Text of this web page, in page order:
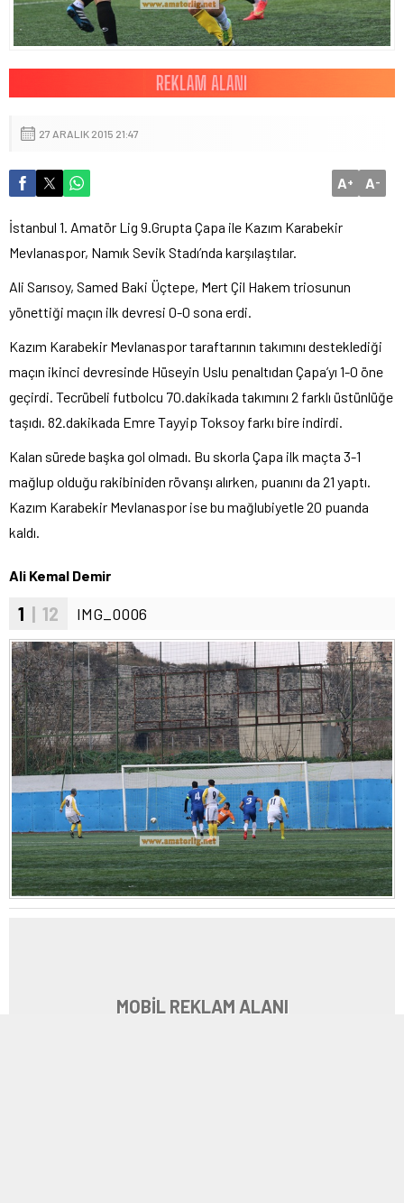
27 ARALIK 2015 21:47
A+ A-
İstanbul 1. Amatör Lig 9.Grupta Çapa ile Kazım Karabekir
Mevlanaspor, Namık Sevik Stadı’nda karşılaştılar.
Ali Sarısoy, Samed Baki Üçtepe, Mert Çil Hakem triosunun
yönettiği maçın ilk devresi 0-0 sona erdi.
Kazım Karabekir Mevlanaspor taraftarının takımını desteklediği
maçın ikinci devresinde Hüseyin Uslu penaltıdan Çapa’yı 1-0 öne
geçirdi. Tecrübeli futbolcu 70.dakikada takımını 2 farklı üstünlüğe
taşıdı. 82.dakikada Emre Tayyip Toksoy farkı bire indirdi.
Kalan sürede başka gol olmadı. Bu skorla Çapa ilk maçta 3-1
mağlup olduğu rakibiniden rövanşı alırken, puanını da 21 yaptı.
Kazım Karabekir Mevlanaspor ise bu mağlubiyetle 20 puanda
kaldı.
Ali Kemal Demir
1 | 12 IMG_0006
MOBİL REKLAM ALANI